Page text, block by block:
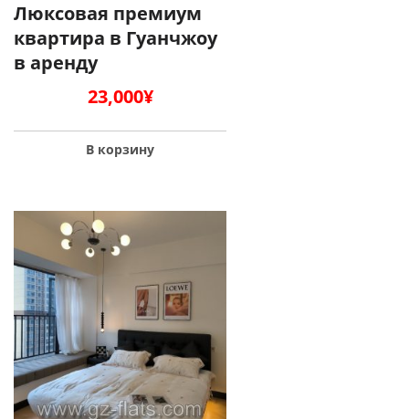
Люксовая премиум
квартира в Гуанчжоу
в аренду
23,000¥
В корзину